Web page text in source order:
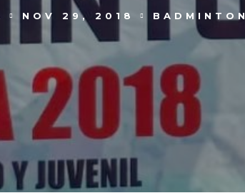
NOV 29, 2018 BADMINTON